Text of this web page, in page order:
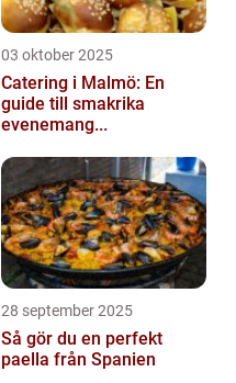
03 oktober 2025
Catering i Malmö: En
guide till smakrika
evenemang...
28 september 2025
Så gör du en perfekt
paella från Spanien